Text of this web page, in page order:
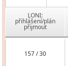
LONI:
přihlášení/plán
přijmout
157 / 30